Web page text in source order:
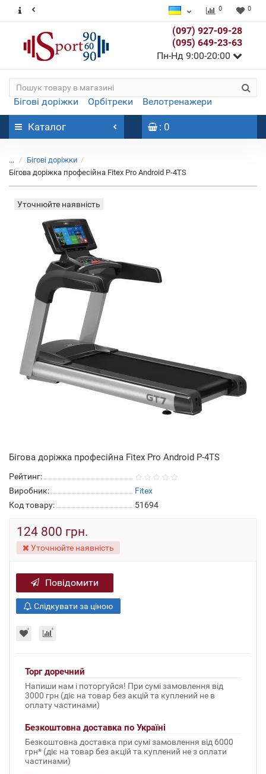
0 0
(097) 927-09-28
(095) 649-23-63
Пн-Нд 9:00-20:00
Бігові доріжки Орбітреки Велотренажери
Каталог : 0
...
Бігові доріжки
Бігова доріжка професійна Fitex Pro Android P-4TS
Уточнюйте наявність
Бігова доріжка професійна Fitex Pro Android P-4TS
Рейтинг:
Виробник:
Fitex
Код товару:
51694
124 800 грн.
Уточнюйте наявність
Повідомити
Слідкувати за ціною
Торг доречний
Напиши нам і поторгуйся! При сумі замовлення від
3000 грн (діє на товар без акцій та куплений не в
оплату частинами)
Безкоштовна доставка по Україні
Безкоштовна доставка при сумі замовлення від 6000
грн* (діє на товар без акцій та куплений не з оплати
частинами)